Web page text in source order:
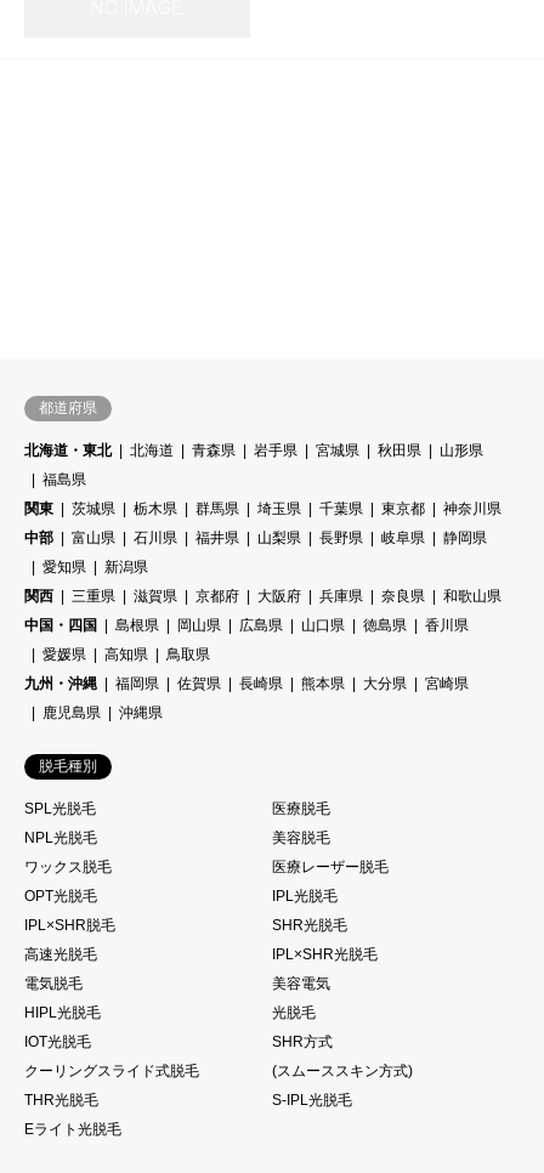
都道府県
北海道・東北 北海道 青森県 岩手県 宮城県 秋田県
山形県
福島県
関東
茨城県 栃木県 群馬県 埼玉県 千葉県 東京都
神奈川県
中部
富山県 石川県 福井県 山梨県 長野県 岐阜県
静岡県
愛知県
新潟県
関西
三重県 滋賀県 京都府 大阪府 兵庫県 奈良県
和歌山県
中国・四国
島根県 岡山県 広島県 山口県 徳島県
香川県
愛媛県
高知県
鳥取県
九州・沖縄
福岡県 佐賀県 長崎県 熊本県 大分県
宮崎県
鹿児島県
沖縄県
脱毛種別
SPL光脱毛
医療脱毛
NPL光脱毛
美容脱毛
ワックス脱毛
医療レーザー脱毛
OPT光脱毛
IPL光脱毛
IPL×SHR脱毛
SHR光脱毛
高速光脱毛
IPL×SHR光脱毛
電気脱毛
美容電気
HIPL光脱毛
光脱毛
IOT光脱毛
SHR方式
クーリングスライド式脱毛
(スムーススキン方式)
THR光脱毛
S-IPL光脱毛
Eライト光脱毛